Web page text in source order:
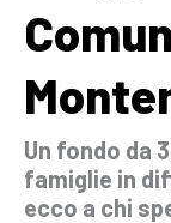
Un fondo da
famiglie in
ecco a chi